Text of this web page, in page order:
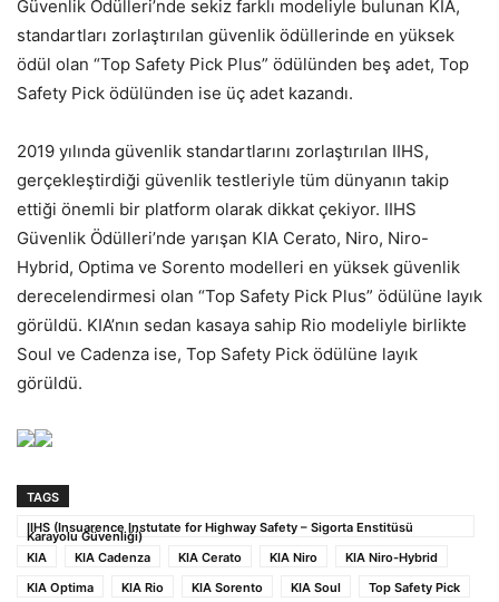
Güvenlik Ödülleri’nde sekiz farklı modeliyle bulunan KIA,
standartları zorlaştırılan güvenlik ödüllerinde en yüksek
ödül olan “Top Safety Pick Plus” ödülünden beş adet, Top
Safety Pick ödülünden ise üç adet kazandı.
2019 yılında güvenlik standartlarını zorlaştırılan IIHS,
gerçekleştirdiği güvenlik testleriyle tüm dünyanın takip
ettiği önemli bir platform olarak dikkat çekiyor. IIHS
Güvenlik Ödülleri’nde yarışan KIA Cerato, Niro, Niro-
Hybrid, Optima ve Sorento modelleri en yüksek güvenlik
derecelendirmesi olan “Top Safety Pick Plus” ödülüne layık
görüldü. KIA’nın sedan kasaya sahip Rio modeliyle birlikte
Soul ve Cadenza ise, Top Safety Pick ödülüne layık
görüldü.
TAGS
IIHS (Insuarence Instutate for Highway Safety – Sigorta Enstitüsü
Karayolu Güvenliği)
KIA
KIA Cadenza KIA Cerato KIA Niro
KIA Niro-Hybrid
KIA Optima
KIA Rio KIA Sorento KIA Soul
Top Safety Pick